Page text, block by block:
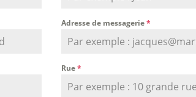
Adresse de messagerie*
Rue*